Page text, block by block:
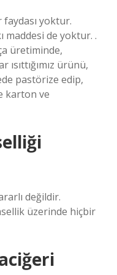
yoktur.
maddesi de yoktur. .
üretiminde,
ürünü,
pastörize edip,
karton ve
değildir.
üzerinde hiçbir